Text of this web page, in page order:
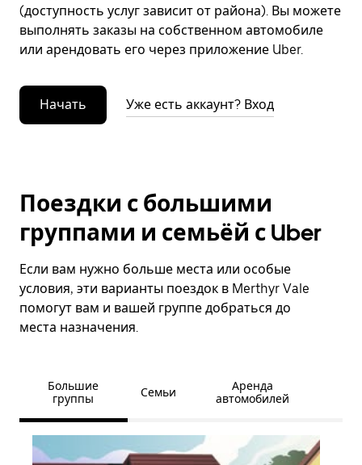
(доступность услуг зависит от района). Вы можете
выполнять заказы на собственном автомобиле
или арендовать его через приложение Uber.
Начать Уже есть аккаунт? Вход
Поездки с большими
группами и семьёй с Uber
Если вам нужно больше места или особые
условия, эти варианты поездок в Merthyr Vale
помогут вам и вашей группе добраться до
места назначения.
Большие
группы
Семьи
Аренда
автомобилей